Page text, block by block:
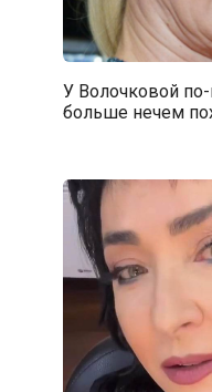
У Волочковой
больше нечем